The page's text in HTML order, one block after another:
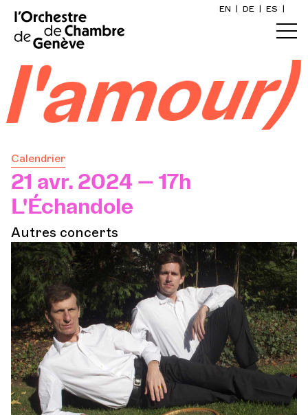
EN DE ES
Calendrier
21 avr. 2024 — 17h
L'Échandole
Autres concerts
Accueil
Calendrier
Infos pratiques
Explorer
La Gazette du concert
Participation culturelle
Orchestre et musiciens
L'OCG